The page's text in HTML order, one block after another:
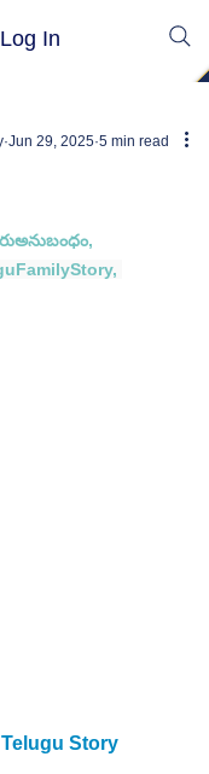
Log In
Jun 29, 2025 5 min read
,
,
Telugu Story